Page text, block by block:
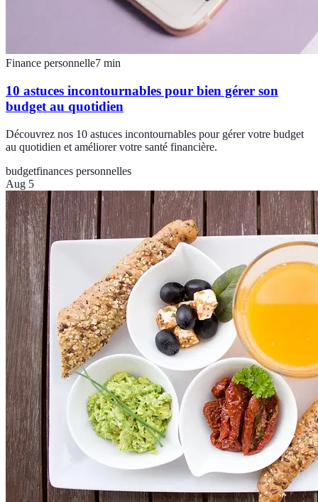
Finance personnelle7 min
10 astuces incontournables pour bien gérer son
budget au quotidien
Découvrez nos 10 astuces incontournables pour gérer votre budget
au quotidien et améliorer votre santé financière.
budgetfinances personnelles
Aug 5